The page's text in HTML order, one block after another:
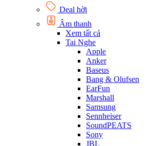
Deal hời
Âm thanh
Xem tất cả
Tai Nghe
Apple
Anker
Baseus
Bang & Olufsen
EarFun
Marshall
Samsung
Sennheiser
SoundPEATS
Sony
JBL